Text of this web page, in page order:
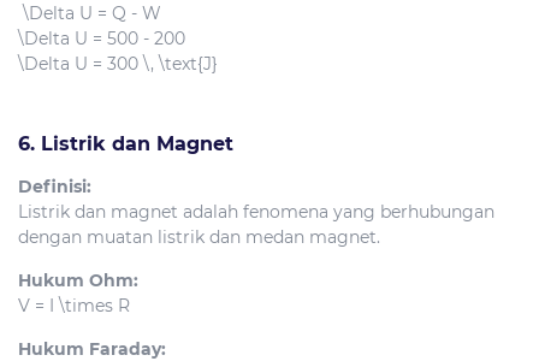
\Delta U = Q - W
\Delta U = 500 - 200
\Delta U = 300 \, \text{J}
6. Listrik dan Magnet
Definisi:
Listrik dan magnet adalah fenomena yang berhubungan
dengan muatan listrik dan medan magnet.
Hukum Ohm:
V = I \times R
Hukum Faraday: